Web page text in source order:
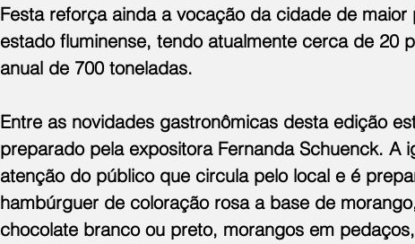
Festa reforça ainda a vocação da cidade de
estado fluminense, tendo atualmente cerca de 20
anual de 700 toneladas.
Entre as novidades gastronômicas desta edição
preparado pela expositora Fernanda Schuenck. A
atenção do público que circula pelo local e é
hambúrguer de coloração rosa a base de
chocolate branco ou preto, morangos em